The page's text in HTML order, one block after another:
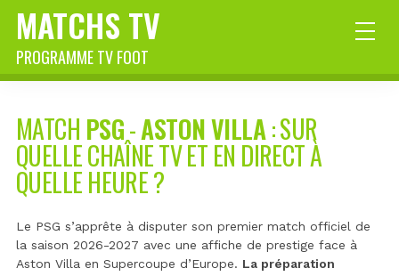
MATCHS TV
PROGRAMME TV FOOT
MATCH PSG-ASTON VILLA: SUR
QUELLE CHAÎNE TV ET EN DIRECT À
QUELLE HEURE ?
Le PSG s’apprête à disputer son premier match officiel de
la saison 2026-2027 avec une affiche de prestige face à
Aston Villa en Supercoupe d’Europe. La préparation